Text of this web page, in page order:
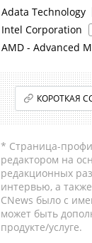
Adata Technology
Intel Corporation
AMD - Advanced
КОРОТКАЯ
* Страница-
редактором на
редакционных
интервью, а
CNews было с
может быть
продукте/услуге.